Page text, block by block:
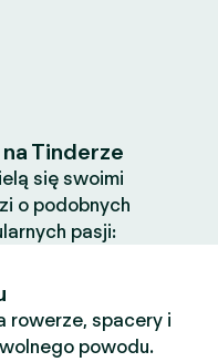
Tinderze
się swoimi
o podobnych
pasji:
rowerze, spacery i
powodu.